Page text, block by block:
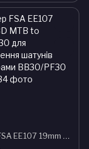
Адаптер FSA EE107 19mm NBD MTB to BB30/PF30 для встановлення шатунів Ø19мм у рами BB30/PF30